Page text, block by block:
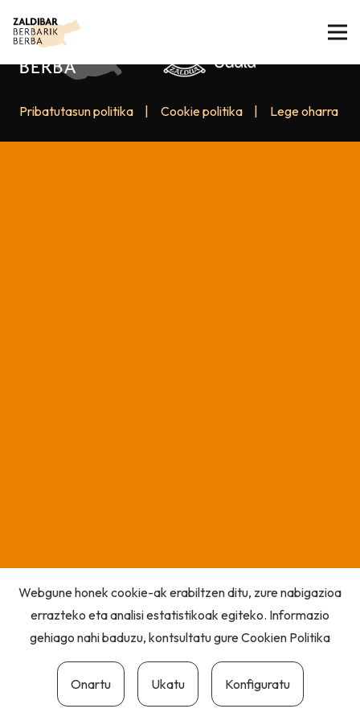
Pribatutasun politika Cookie politika Lege oharra
Webgune honek cookie-ak erabiltzen ditu, zure nabigazioa
errazteko eta analisi estatistikoak egiteko. Informazio
gehiago nahi baduzu, kontsultatu gureCookien Politika
Onartu Ukatu Konfiguratu